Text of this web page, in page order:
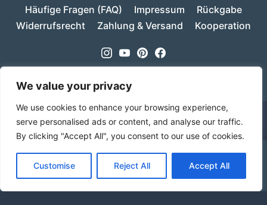
We value your privacy
We use cookies to enhance your browsing experience,
serve personalised ads or content, and analyse our traffic.
By clicking "Accept All", you consent to our use of cookies.
Customise Reject All Accept All
Ab einem Warenwert von 70€ ist deine Bestellung
innerhalb Deutschlands versandkostenfrei!Verwerfen
Häufige Fragen (FAQ)
Impressum
Rückgabe
Widerrufsrecht
Zahlung & Versand Kooperation
Instagram
YoutubePinterestFacebook
Sprache